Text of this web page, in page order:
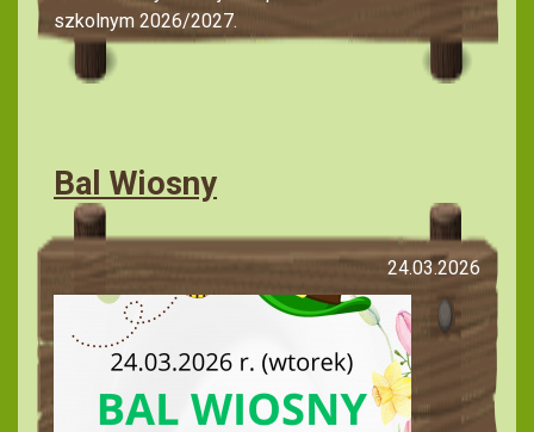
szkolnym 2026/2027.
Bal Wiosny
24.03.2026